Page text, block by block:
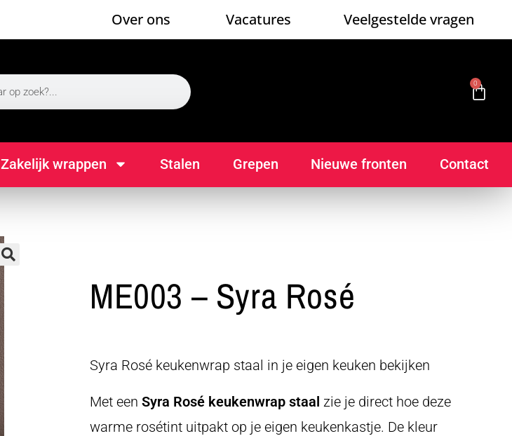
Over ons Vacatures Veelgestelde vragen
0
Zakelijk wrappen Stalen Grepen Nieuwe fronten Contact
🔍 ME003 – Syra Rosé
Syra Rosé keukenwrap staal in je eigen keuken bekijken
Met een Syra Rosé keukenwrap staal zie je direct hoe deze
warme rosétint uitpakt op je eigen keukenkastje. De kleur